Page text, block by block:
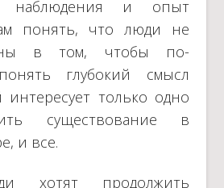
наблюдения и опыт
понять, что люди не
в том, чтобы по-
глубокий смысл
интересует только одно
существование в
и все.
хотят продолжить